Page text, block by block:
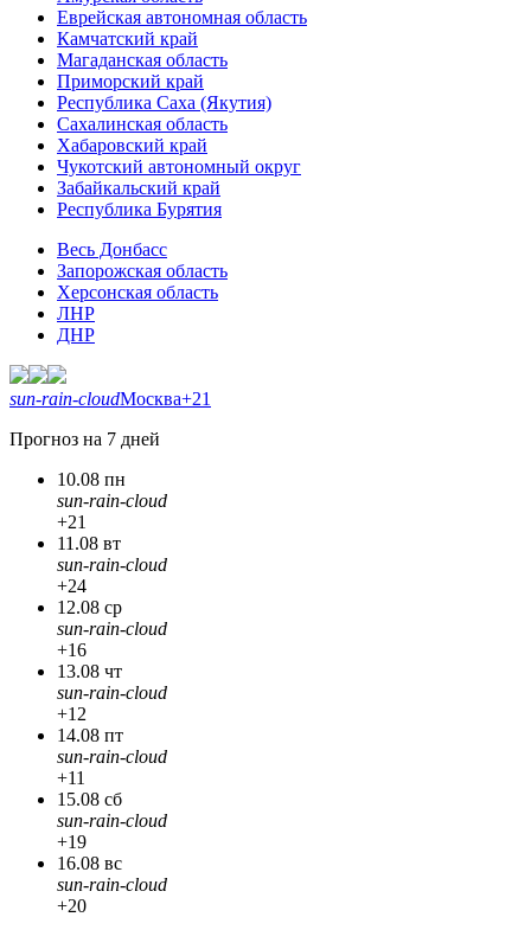
Еврейская автономная область
Камчатский край
Магаданская область
Приморский край
Республика Саха (Якутия)
Сахалинская область
Хабаровский край
Чукотский автономный округ
Забайкальский край
Республика Бурятия
Весь Донбасс
Запорожская область
Херсонская область
ЛНР
ДНР
sun-rain-cloudМосква+21
Прогноз на 7 дней
10.08 пн
sun-rain-cloud
+21
11.08 вт
sun-rain-cloud
+24
12.08 ср
sun-rain-cloud
+16
13.08 чт
sun-rain-cloud
+12
14.08 пт
sun-rain-cloud
+11
15.08 сб
sun-rain-cloud
+19
16.08 вс
sun-rain-cloud
+20